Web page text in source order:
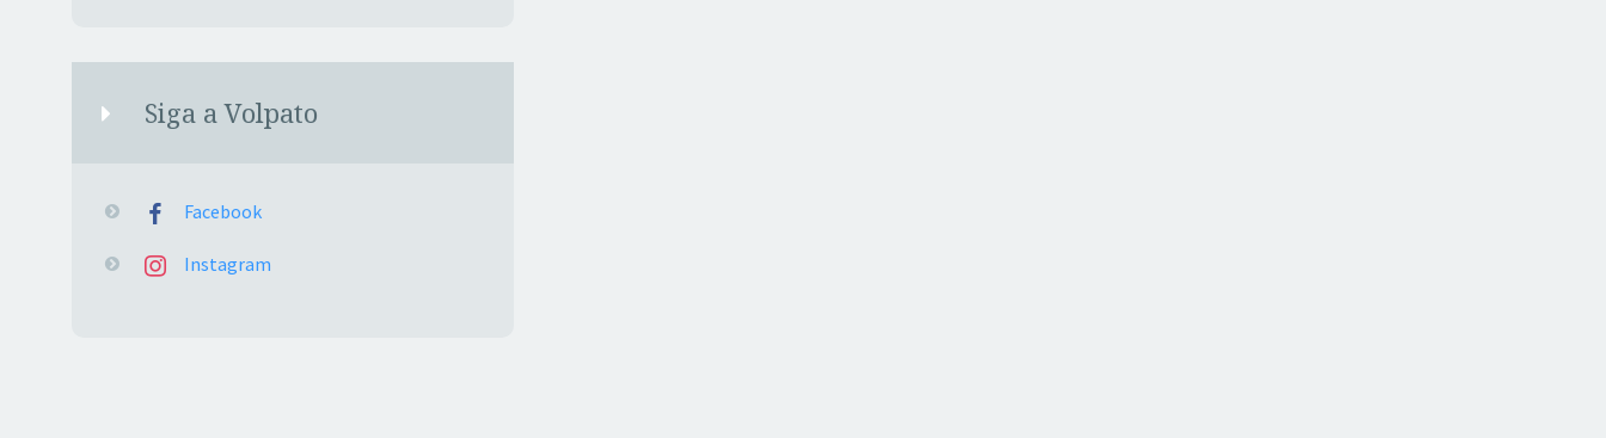
Siga a Volpato
Facebook
Instagram